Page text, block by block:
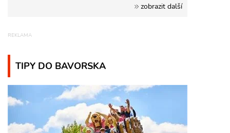
zobrazit další
TIPY DO BAVORSKA